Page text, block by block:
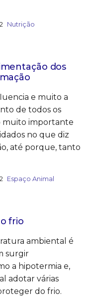
Nutrição
dos
e muito a
de todos os
muito importante
no que diz
até porque, tanto
Espaço Animal
frio
ambiental é
surgir
a hipotermia e,
adotar várias
do frio.